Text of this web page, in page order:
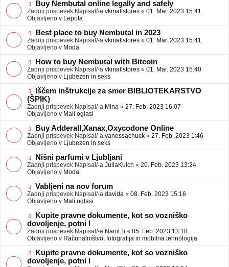
j
a
v
e
N
o
v
e
o
b
j
a
v
e
Buy Nembutal online legally and safely
Zadnji prispevek Napisal/-a vkmallstores « 01. Mar. 2023 15:41
Objavljeno v Lepota
N
o
v
e
o
b
j
a
v
e
Best place to buy Nembutal in 2023
Zadnji prispevek Napisal/-a vkmallstores « 01. Mar. 2023 15:41
Objavljeno v Moda
N
o
v
e
o
b
j
a
v
e
How to buy Nembutal with Bitcoin
Zadnji prispevek Napisal/-a vkmallstores « 01. Mar. 2023 15:40
Objavljeno v Ljubezen in seks
N
o
v
e
o
b
j
a
v
e
Iščem inštrukcije za smer BIBLIOTEKARSTVO
(ŠPIK)
Zadnji prispevek Napisal/-a Mina « 27. Feb. 2023 16:07
Objavljeno v Mali oglasi
N
o
v
e
o
b
j
a
v
e
Buy Adderall,Xanax,Oxycodone Online
Zadnji prispevek Napisal/-a vanessachuck « 27. Feb. 2023 1:46
Objavljeno v Ljubezen in seks
N
o
v
e
o
b
j
a
v
e
Nišni parfumi v Ljubljani
Zadnji prispevek Napisal/-a JuliaKulch « 20. Feb. 2023 13:24
Objavljeno v Moda
N
o
v
e
o
b
j
a
v
e
Vabljeni na nov forum
Zadnji prispevek Napisal/-a davida « 08. Feb. 2023 15:16
Objavljeno v Mali oglasi
N
o
v
e
o
b
a
Kupite pravne dokumente, kot so vozniško
dovoljenje, potni l
Zadnji prispevek Napisal/-a NaniEli « 05. Feb. 2023 13:18
Objavljeno v Računalništvo, fotografija in mobilna tehnologija
N
o
Kupite pravne dokumente, kot so vozniško
dovoljenje, potni l